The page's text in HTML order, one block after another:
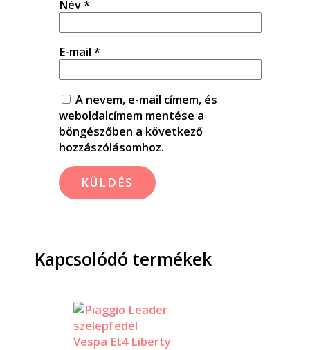
Név*
E-mail *
A nevem, e-mail címem, és
weboldalcímem mentése a
böngészőben a következő
hozzászólásomhoz.
Kapcsolódó termékek